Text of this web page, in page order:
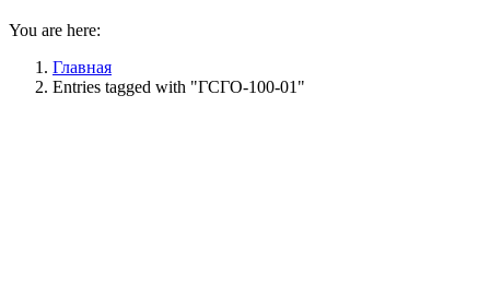
You are here:
Главная
Entries tagged with "ГСГО-100-01"